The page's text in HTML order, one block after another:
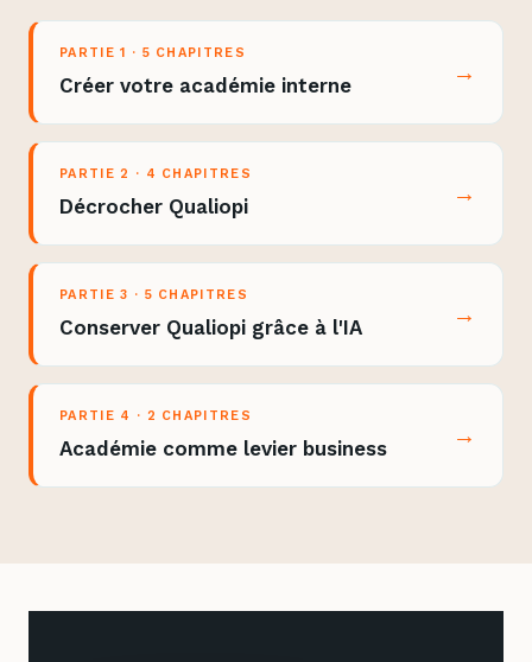
PARTIE 1 · 5 CHAPITRES
Créer votre académie interne →
PARTIE 2 · 4 CHAPITRES
Décrocher Qualiopi →
PARTIE 3 · 5 CHAPITRES
Conserver Qualiopi grâce à l'IA →
PARTIE 4 · 2 CHAPITRES
Académie comme levier business →